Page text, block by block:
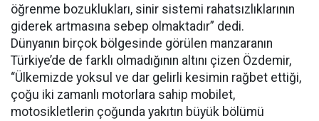
öğrenme bozuklukları, sinir sistemi rahatsızlıklarının
giderek artmasına sebep olmaktadır” dedi.
Dünyanın birçok bölgesinde görülen manzaranın
Türkiye’de de farklı olmadığının altını çizen Özdemir,
“Ülkemizde yoksul ve dar gelirli kesimin rağbet ettiği,
çoğu iki zamanlı motorlara sahip mobilet,
motosikletlerin çoğunda yakıtın büyük bölümü